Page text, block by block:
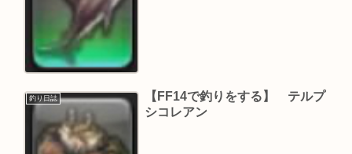
釣り日誌
【FF14で釣りをする】 テルプ
シコレアン